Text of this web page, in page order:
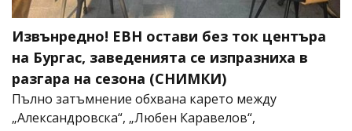
Извънредно! ЕВН остави без ток центъра
на Бургас, заведенията се изпразниха в
разгара на сезона (СНИМКИ)
Пълно затъмнение обхвана карето между
„Александровска“, „Любен Каравелов“,